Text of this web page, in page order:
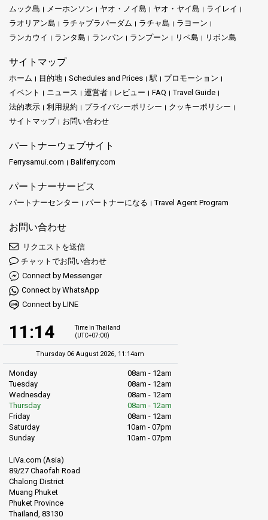
ムック島
メーホンソン ヤオ・ノイ島 ヤオ・ヤイ島
ライレイ
ラオリアン島
ラチャプラパーダム ラチャ島
ラヨーン
ランカウイ
ランタ島 ランパン ランプーン リペ島 リボン島
サイトマップ
ホーム 目的地 Schedules and Prices 駅
プロモーション
イベント
ニュース 運営者 レビュー FAQ
Travel Guide
法的表示
利用規約 プライバシーポリシー
クッキーポリシー
サイトマップ
お問い合わせ
パートナーウェブサイト
Ferrysamui.com Baliferry.com
パートナーサービス
パートナーセンター パートナーになる Travel Agent Program
お問い合わせ
リクエストを送信
チャットでお問い合わせ
Connect by Messenger
Connect by WhatsApp
Connect by LINE
11:14
Time in Thailand
(UTC+07:00)
Thursday 06 August 2026, 11:14am
Monday
08am - 12am
Tuesday
08am - 12am
Wednesday
08am - 12am
Thursday
08am - 12am
Friday
08am - 12am
Saturday
10am - 07pm
Sunday
10am - 07pm
LiVa.com (Asia)
89/27 Chaofah Road
Chalong District
Muang Phuket
Phuket Province
Thailand, 83130